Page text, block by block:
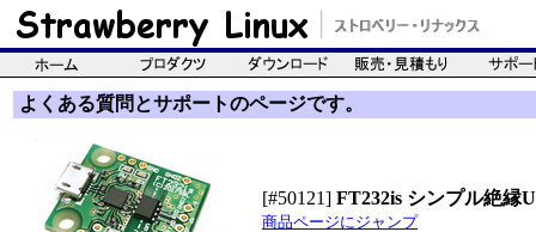
よくある質問とサポートのページです。
[#50121] FT232is シンプル絶縁
商品ページにジャンプ